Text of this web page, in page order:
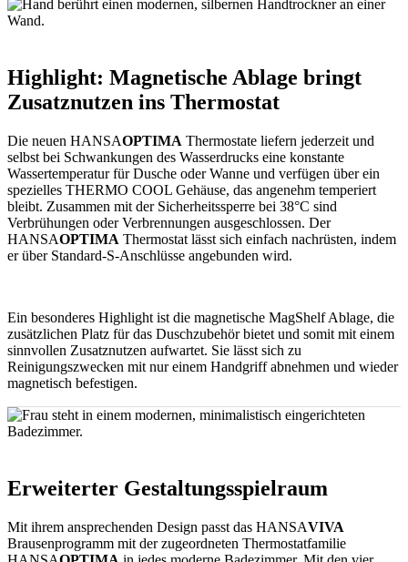
Highlight: Magnetische Ablage bringt
Zusatznutzen ins Thermostat
Die neuen HANSAOPTIMA Thermostate liefern jederzeit und
selbst bei Schwankungen des Wasserdrucks eine konstante
Wassertemperatur für Dusche oder Wanne und verfügen über ein
spezielles THERMO COOL Gehäuse, das angenehm temperiert
bleibt. Zusammen mit der Sicherheitssperre bei 38°C sind
Verbrühungen oder Verbrennungen ausgeschlossen. Der
HANSAOPTIMA Thermostat lässt sich einfach nachrüsten, indem
er über Standard-S-Anschlüsse angebunden wird.
Ein besonderes Highlight ist die magnetische MagShelf Ablage, die
zusätzlichen Platz für das Duschzubehör bietet und somit mit einem
sinnvollen Zusatznutzen aufwartet. Sie lässt sich zu
Reinigungszwecken mit nur einem Handgriff abnehmen und wieder
magnetisch befestigen.
Erweiterter Gestaltungsspielraum
Mit ihrem ansprechenden Design passt das HANSAVIVA
Brausenprogramm mit der zugeordneten Thermostatfamilie